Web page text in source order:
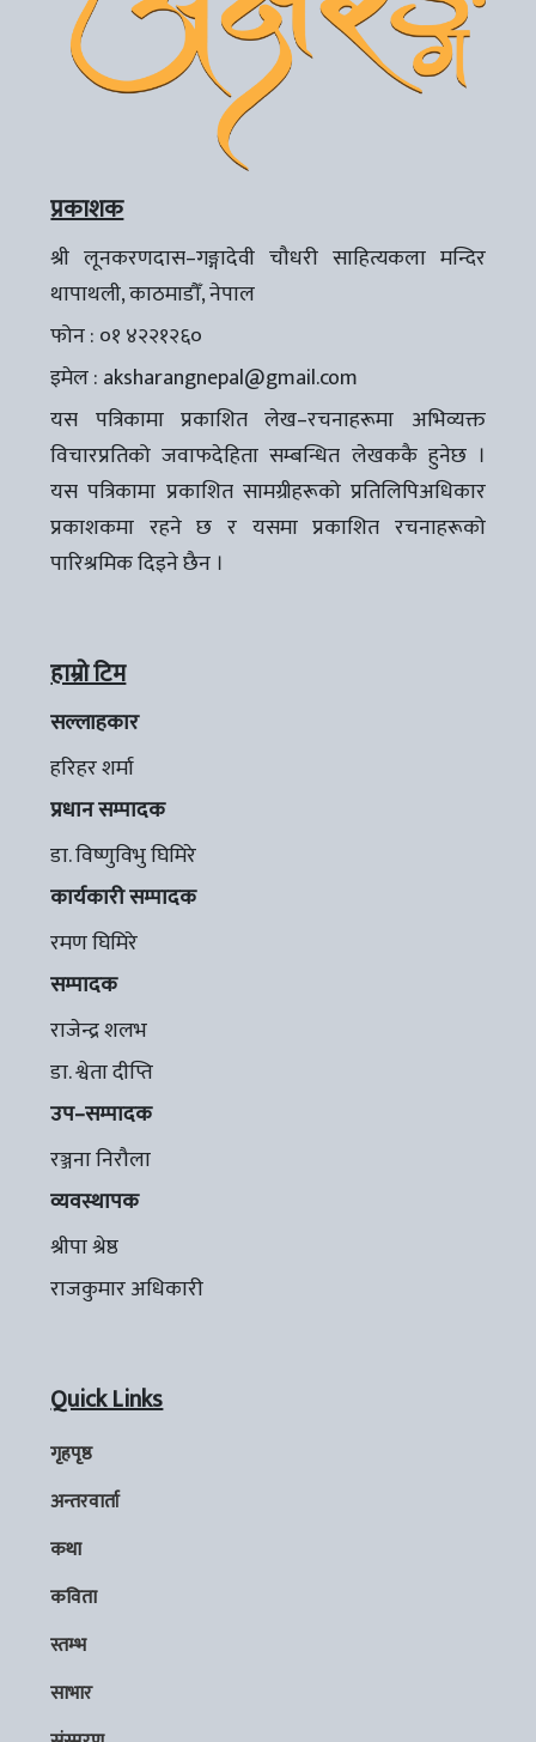
प्रकाशक
श्री लूनकरणदास–गङ्गादेवी चौधरी साहित्यकला मन्दिर
थापाथली, काठमाडौँ, नेपाल
फोन : ०१ ४२२१२६०
इमेल : aksharangnepal@gmail.com
यस पत्रिकामा प्रकाशित लेख–रचनाहरूमा अभिव्यक्त
विचारप्रतिको जवाफदेहिता सम्बन्धित लेखककै हुनेछ ।
यस पत्रिकामा प्रकाशित सामग्रीहरूको प्रतिलिपिअधिकार
प्रकाशकमा रहने छ र यसमा प्रकाशित रचनाहरूको
पारिश्रमिक दिइने छैन ।
हाम्रो टिम
सल्लाहकार
हरिहर शर्मा
प्रधान सम्पादक
डा. विष्णुविभु घिमिरे
कार्यकारी सम्पादक
रमण घिमिरे
सम्पादक
राजेन्द्र शलभ
डा. श्वेता दीप्ति
उप–सम्पादक
रञ्जना निरौला
व्यवस्थापक
श्रीपा श्रेष्ठ
राजकुमार अधिकारी
Quick Links
गृहपृष्ठ
अन्तरवार्ता
कथा
कविता
स्तम्भ
साभार